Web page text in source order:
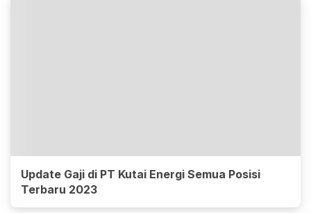
Update Gaji di PT Kutai Energi Semua Posisi
Terbaru 2023